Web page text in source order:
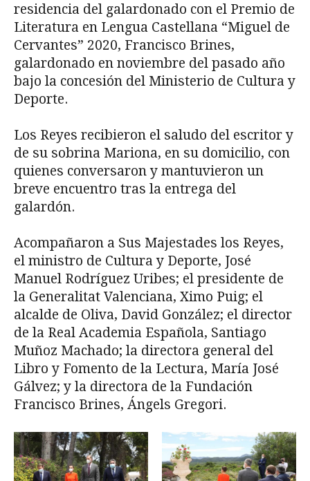
residencia del galardonado con el Premio de
Literatura en Lengua Castellana “Miguel de
Cervantes” 2020, Francisco Brines,
galardonado en noviembre del pasado año
bajo la concesión del Ministerio de Cultura y
Deporte.
Los Reyes recibieron el saludo del escritor y
de su sobrina Mariona, en su domicilio, con
quienes conversaron y mantuvieron un
breve encuentro tras la entrega del
galardón.
Acompañaron a Sus Majestades los Reyes,
el ministro de Cultura y Deporte, José
Manuel Rodríguez Uribes; el presidente de
la Generalitat Valenciana, Ximo Puig; el
alcalde de Oliva, David González; el director
de la Real Academia Española, Santiago
Muñoz Machado; la directora general del
Libro y Fomento de la Lectura, María José
Gálvez; y la directora de la Fundación
Francisco Brines, Ángels Gregori.